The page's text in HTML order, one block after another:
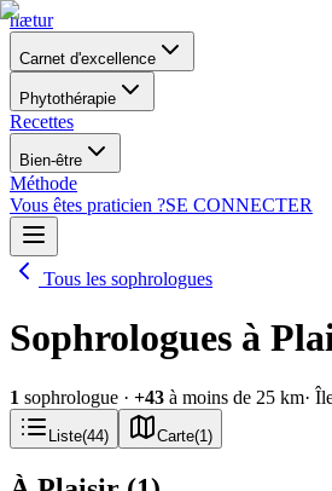
nætur
Carnet d'excellence
Phytothérapie
Recettes
Bien-être
Méthode
Vous êtes praticien ?SE CONNECTER
Tous les sophrologues
Sophrologues à
1 sophrologue · +43 à moins de 25 km·
Liste(44) Carte(1 )